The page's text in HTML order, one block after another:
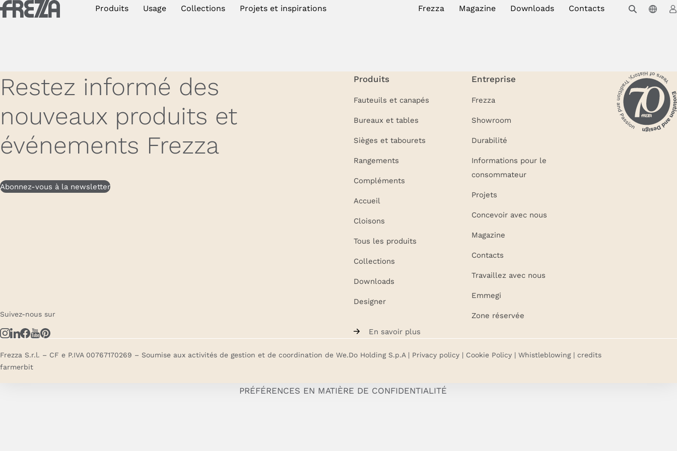
Skip to main content Produits Usage Collections Projets et inspirations Frezza Magazine Downloads Contacts
Collections
Projets et inspirations
Frezza
Magazine
Contacts
Restez informé des
nouveaux produits et
événements Frezza
Abonnez-vous à la newsletter
Suivez-nous sur
Produits
Fauteuils et canapés
Bureaux et tables
Sièges et tabourets
Rangements
Compléments
Accueil
Cloisons
Tous les produits
Collections
Downloads
Designer
En savoir plus
Entreprise
Frezza
Showroom
Durabilité
Informations pour le
consommateur
Projets
Concevoir avec nous
Magazine
Contacts
Travaillez avec nous
Emmegi
Zone réservée
Frezza S.r.l. – CF e P.IVA 00767170269 – Soumise aux activités de gestion et de coordination de We.Do Holding S.p.A | Privacy policy | Cookie Policy | Whistleblowing| credits
farmerbit